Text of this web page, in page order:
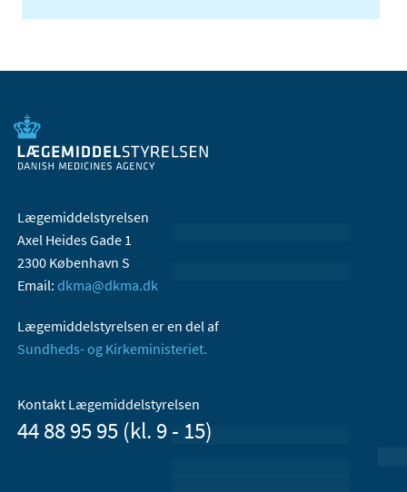
Lægemiddelstyrelsen
Axel Heides Gade 1
2300 København S
Email: dkma@dkma.dk
Lægemiddelstyrelsen er en del af
Sundheds- og Kirkeministeriet.
Kontakt Lægemiddelstyrelsen
44 88 95 95 (kl. 9 - 15)